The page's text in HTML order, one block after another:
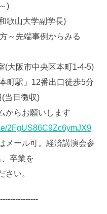
)
歌山大学副学長)
～先端事例からみる
(大阪市中央区本町1-4-5)
町駅」12番出口徒歩5分
当日徴収)
からお願いします
2FgUS86C9Zc6ymJX9
メール可。経済講演会参
卒業を
さい。